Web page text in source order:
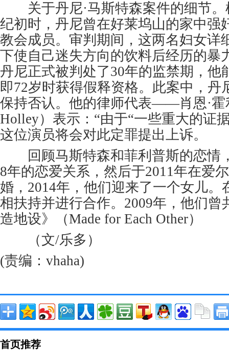
关于丹尼·马斯特森案件的细节。
纪初时，丹尼曾在好莱坞山的家中强
教会成员。审判期间，这两名妇女详
下使自己迷失方向的饮料后经历的暴
丹尼正式被判处了30年的监禁期，
即72岁时获得假释资格。此案中，丹
保持否认。他的律师代表——肖恩·霍
Holley）表示：“由于“一些重大的证
这位演员将会对此定罪提出上诉。
回顾马斯特森和菲利普斯的恋情
8年的恋爱关系，然后于2011年在爱
婚，2014年，他们迎来了一个女儿。
相扶持并进行合作。2009年，他们曾
造地设》（Made for Each Other）
（文/乐多）
(责编：vhaha)
首页推荐